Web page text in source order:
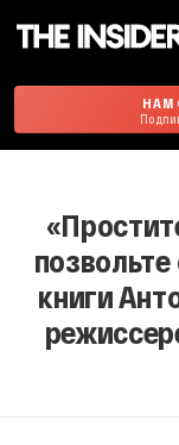
НАМ
книги